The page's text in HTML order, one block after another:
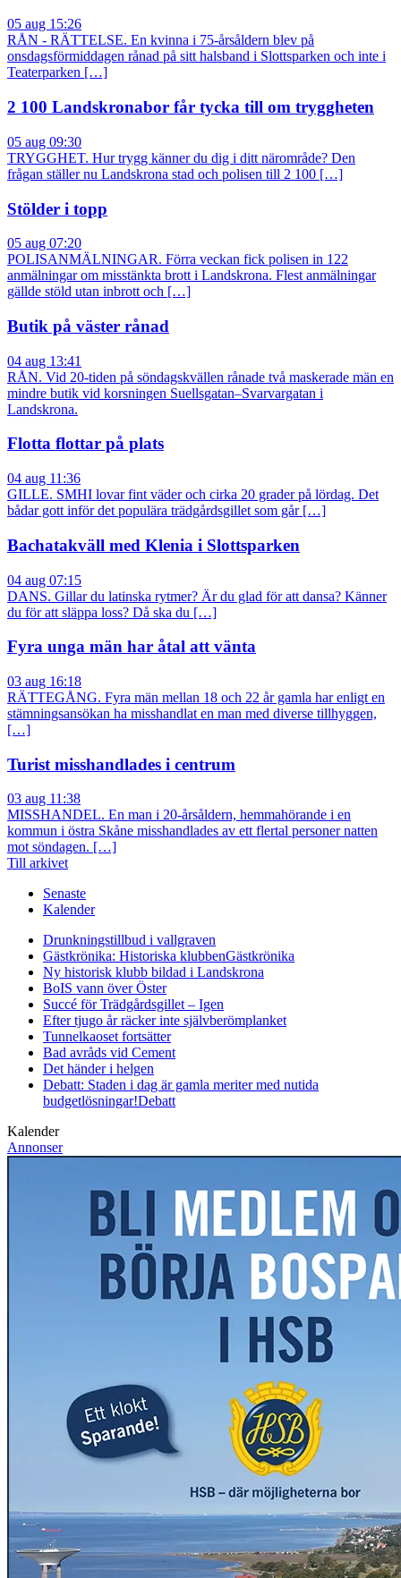
05 aug 15:26
RÅN - RÄTTELSE. En kvinna i 75-årsåldern blev på
onsdagsförmiddagen rånad på sitt halsband i Slottsparken och inte i
Teaterparken […]
2 100 Landskronabor får tycka till om tryggheten
05 aug 09:30
TRYGGHET. Hur trygg känner du dig i ditt närområde? Den
frågan ställer nu Landskrona stad och polisen till 2 100 […]
Stölder i topp
05 aug 07:20
POLISANMÄLNINGAR. Förra veckan fick polisen in 122
anmälningar om misstänkta brott i Landskrona. Flest anmälningar
gällde stöld utan inbrott och […]
Butik på väster rånad
04 aug 13:41
RÅN. Vid 20-tiden på söndagskvällen rånade två maskerade män en
mindre butik vid korsningen Suellsgatan–Svarvargatan i
Landskrona.
Flotta flottar på plats
04 aug 11:36
GILLE. SMHI lovar fint väder och cirka 20 grader på lördag. Det
bådar gott inför det populära trädgårdsgillet som går […]
Bachatakväll med Klenia i Slottsparken
04 aug 07:15
DANS. Gillar du latinska rytmer? Är du glad för att dansa? Känner
du för att släppa loss? Då ska du […]
Fyra unga män har åtal att vänta
03 aug 16:18
RÄTTEGÅNG. Fyra män mellan 18 och 22 år gamla har enligt en
stämningsansökan ha misshandlat en man med diverse tillhyggen,
[…]
Turist misshandlades i centrum
03 aug 11:38
MISSHANDEL. En man i 20-årsåldern, hemmahörande i en
kommun i östra Skåne misshandlades av ett flertal personer natten
mot söndagen. […]
Till arkivet
Senaste
Kalender
Drunkningstillbud i vallgraven
Gästkrönika: Historiska klubbenGästkrönika
Ny historisk klubb bildad i Landskrona
BoIS vann över Öster
Succé för Trädgårdsgillet – Igen
Efter tjugo år räcker inte självberömplanket
Tunnelkaoset fortsätter
Bad avråds vid Cement
Det händer i helgen
Debatt: Staden i dag är gamla meriter med nutida
budgetlösningar!Debatt
Kalender
Annonser